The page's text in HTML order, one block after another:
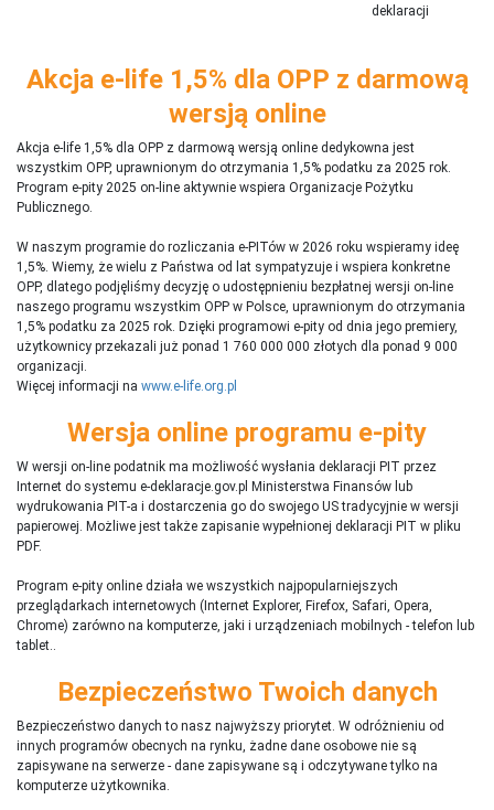
deklaracji
Akcja e-life 1,5% dla OPP z darmową
wersją online
Akcja e-life 1,5% dla OPP z darmową wersją online dedykowna jest
wszystkim OPP, uprawnionym do otrzymania 1,5% podatku za 2025 rok.
Program e-pity 2025 on-line aktywnie wspiera Organizacje Pożytku
Publicznego.
W naszym programie do rozliczania e-PITów w 2026 roku wspieramy ideę
1,5%. Wiemy, że wielu z Państwa od lat sympatyzuje i wspiera konkretne
OPP, dlatego podjęliśmy decyzję o udostępnieniu bezpłatnej wersji on-line
naszego programu wszystkim OPP w Polsce, uprawnionym do otrzymania
1,5% podatku za 2025 rok. Dzięki programowi e-pity od dnia jego premiery,
użytkownicy przekazali już ponad 1 760 000 000 złotych dla ponad 9 000
organizacji.
Więcej informacji na www.e-life.org.pl
Wersja online programu e-pity
W wersji on-line podatnik ma możliwość wysłania deklaracji PIT przez
Internet do systemu e-deklaracje.gov.pl Ministerstwa Finansów lub
wydrukowania PIT-a i dostarczenia go do swojego US tradycyjnie w wersji
papierowej. Możliwe jest także zapisanie wypełnionej deklaracji PIT w pliku
PDF.
Program e-pity online działa we wszystkich najpopularniejszych
przeglądarkach internetowych (Internet Explorer, Firefox, Safari, Opera,
Chrome) zarówno na komputerze, jaki i urządzeniach mobilnych - telefon lub
tablet..
Bezpieczeństwo Twoich danych
Bezpieczeństwo danych to nasz najwyższy priorytet. W odróżnieniu od
innych programów obecnych na rynku, żadne dane osobowe nie są
zapisywane na serwerze - dane zapisywane są i odczytywane tylko na
komputerze użytkownika.